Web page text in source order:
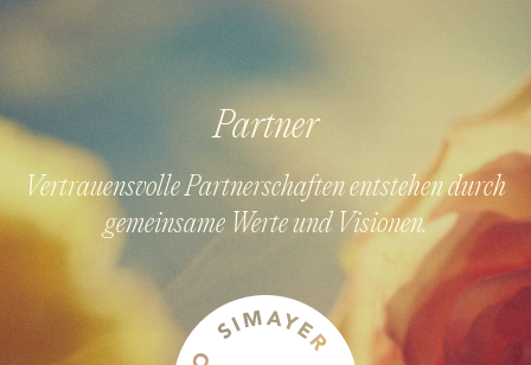
Partner
Vertrauensvolle Partnerschaften entstehen durch
gemeinsame Werte und Visionen.